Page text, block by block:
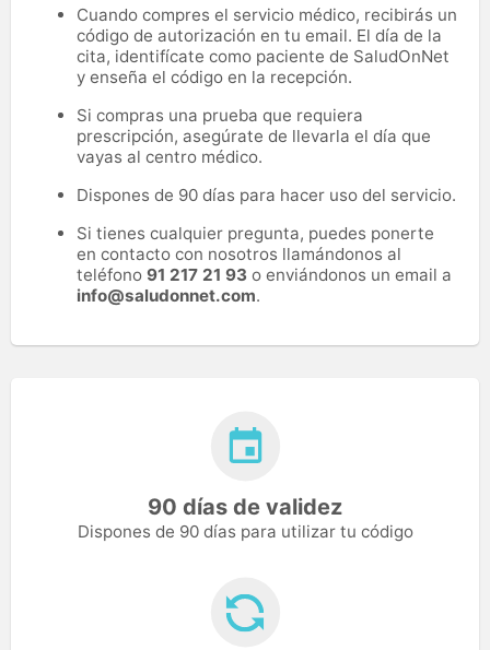
Cuando compres el servicio médico, recibirás un
código de autorización en tu email. El día de la
cita, identifícate como paciente de SaludOnNet
y enseña el código en la recepción.
Si compras una prueba que requiera
prescripción, asegúrate de llevarla el día que
vayas al centro médico.
Dispones de 90 días para hacer uso del servicio.
Si tienes cualquier pregunta, puedes ponerte
en contacto con nosotros llamándonos al
teléfono 91 217 21 93 o enviándonos un email a
info@saludonnet.com.
90 días de validez
Dispones de 90 días para utilizar tu código